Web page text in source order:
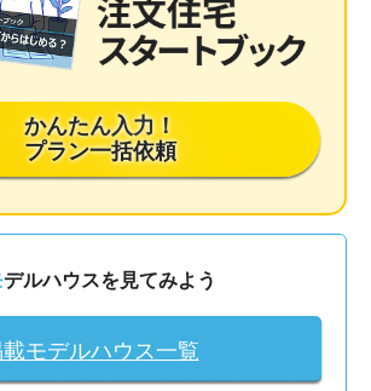
かんたん入力！
プラン一括依頼
モデルハウスを見てみよう
モデルハウス一覧